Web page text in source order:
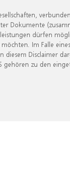
Dokumente
dürfen
Im Falle eines
Disclaimer
gehören zu den